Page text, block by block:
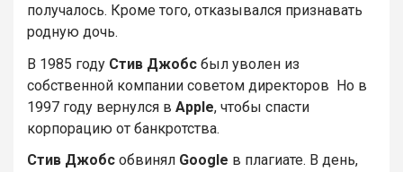
получалось. Кроме того, отказывался признавать
родную дочь.
В 1985 году Стив Джобс был уволен из
собственной компании советом директоров Но в
1997 году вернулся в Apple, чтобы спасти
корпорацию от банкротства.
Стив Джобс обвинял Google в плагиате. В день,